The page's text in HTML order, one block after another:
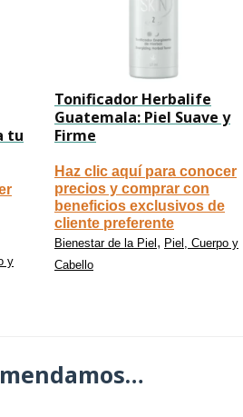
tu
y
Tonificador Herbalife
Guatemala: Piel Suave y
Firme
Haz clic aquí para conocer
precios y comprar con
beneficios exclusivos de
cliente preferente
Bienestar de la Piel , Piel, Cuerpo y
Cabello